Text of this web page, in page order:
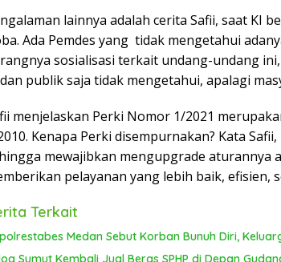
lainnya adalah cerita Safii, saat KI
Ada Pemdes yang tidak mengetahui
sosialisasi terkait undang-undang
publik saja tidak mengetahui, apalagi
menjelaskan Perki Nomor 1/2021
Kenapa Perki disempurnakan? Kata
mewajibkan mengupgrade aturannya
pelayanan yang lebih baik,
Terkait
Medan Sebut Korban Bunuh Diri,
Sumut Kembali Jual Beras SPHP di Depan